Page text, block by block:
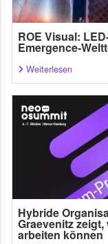
ROE Visual:
Emergence-
Weiterlesen
Hybride
Graevenitz
arbeiten können